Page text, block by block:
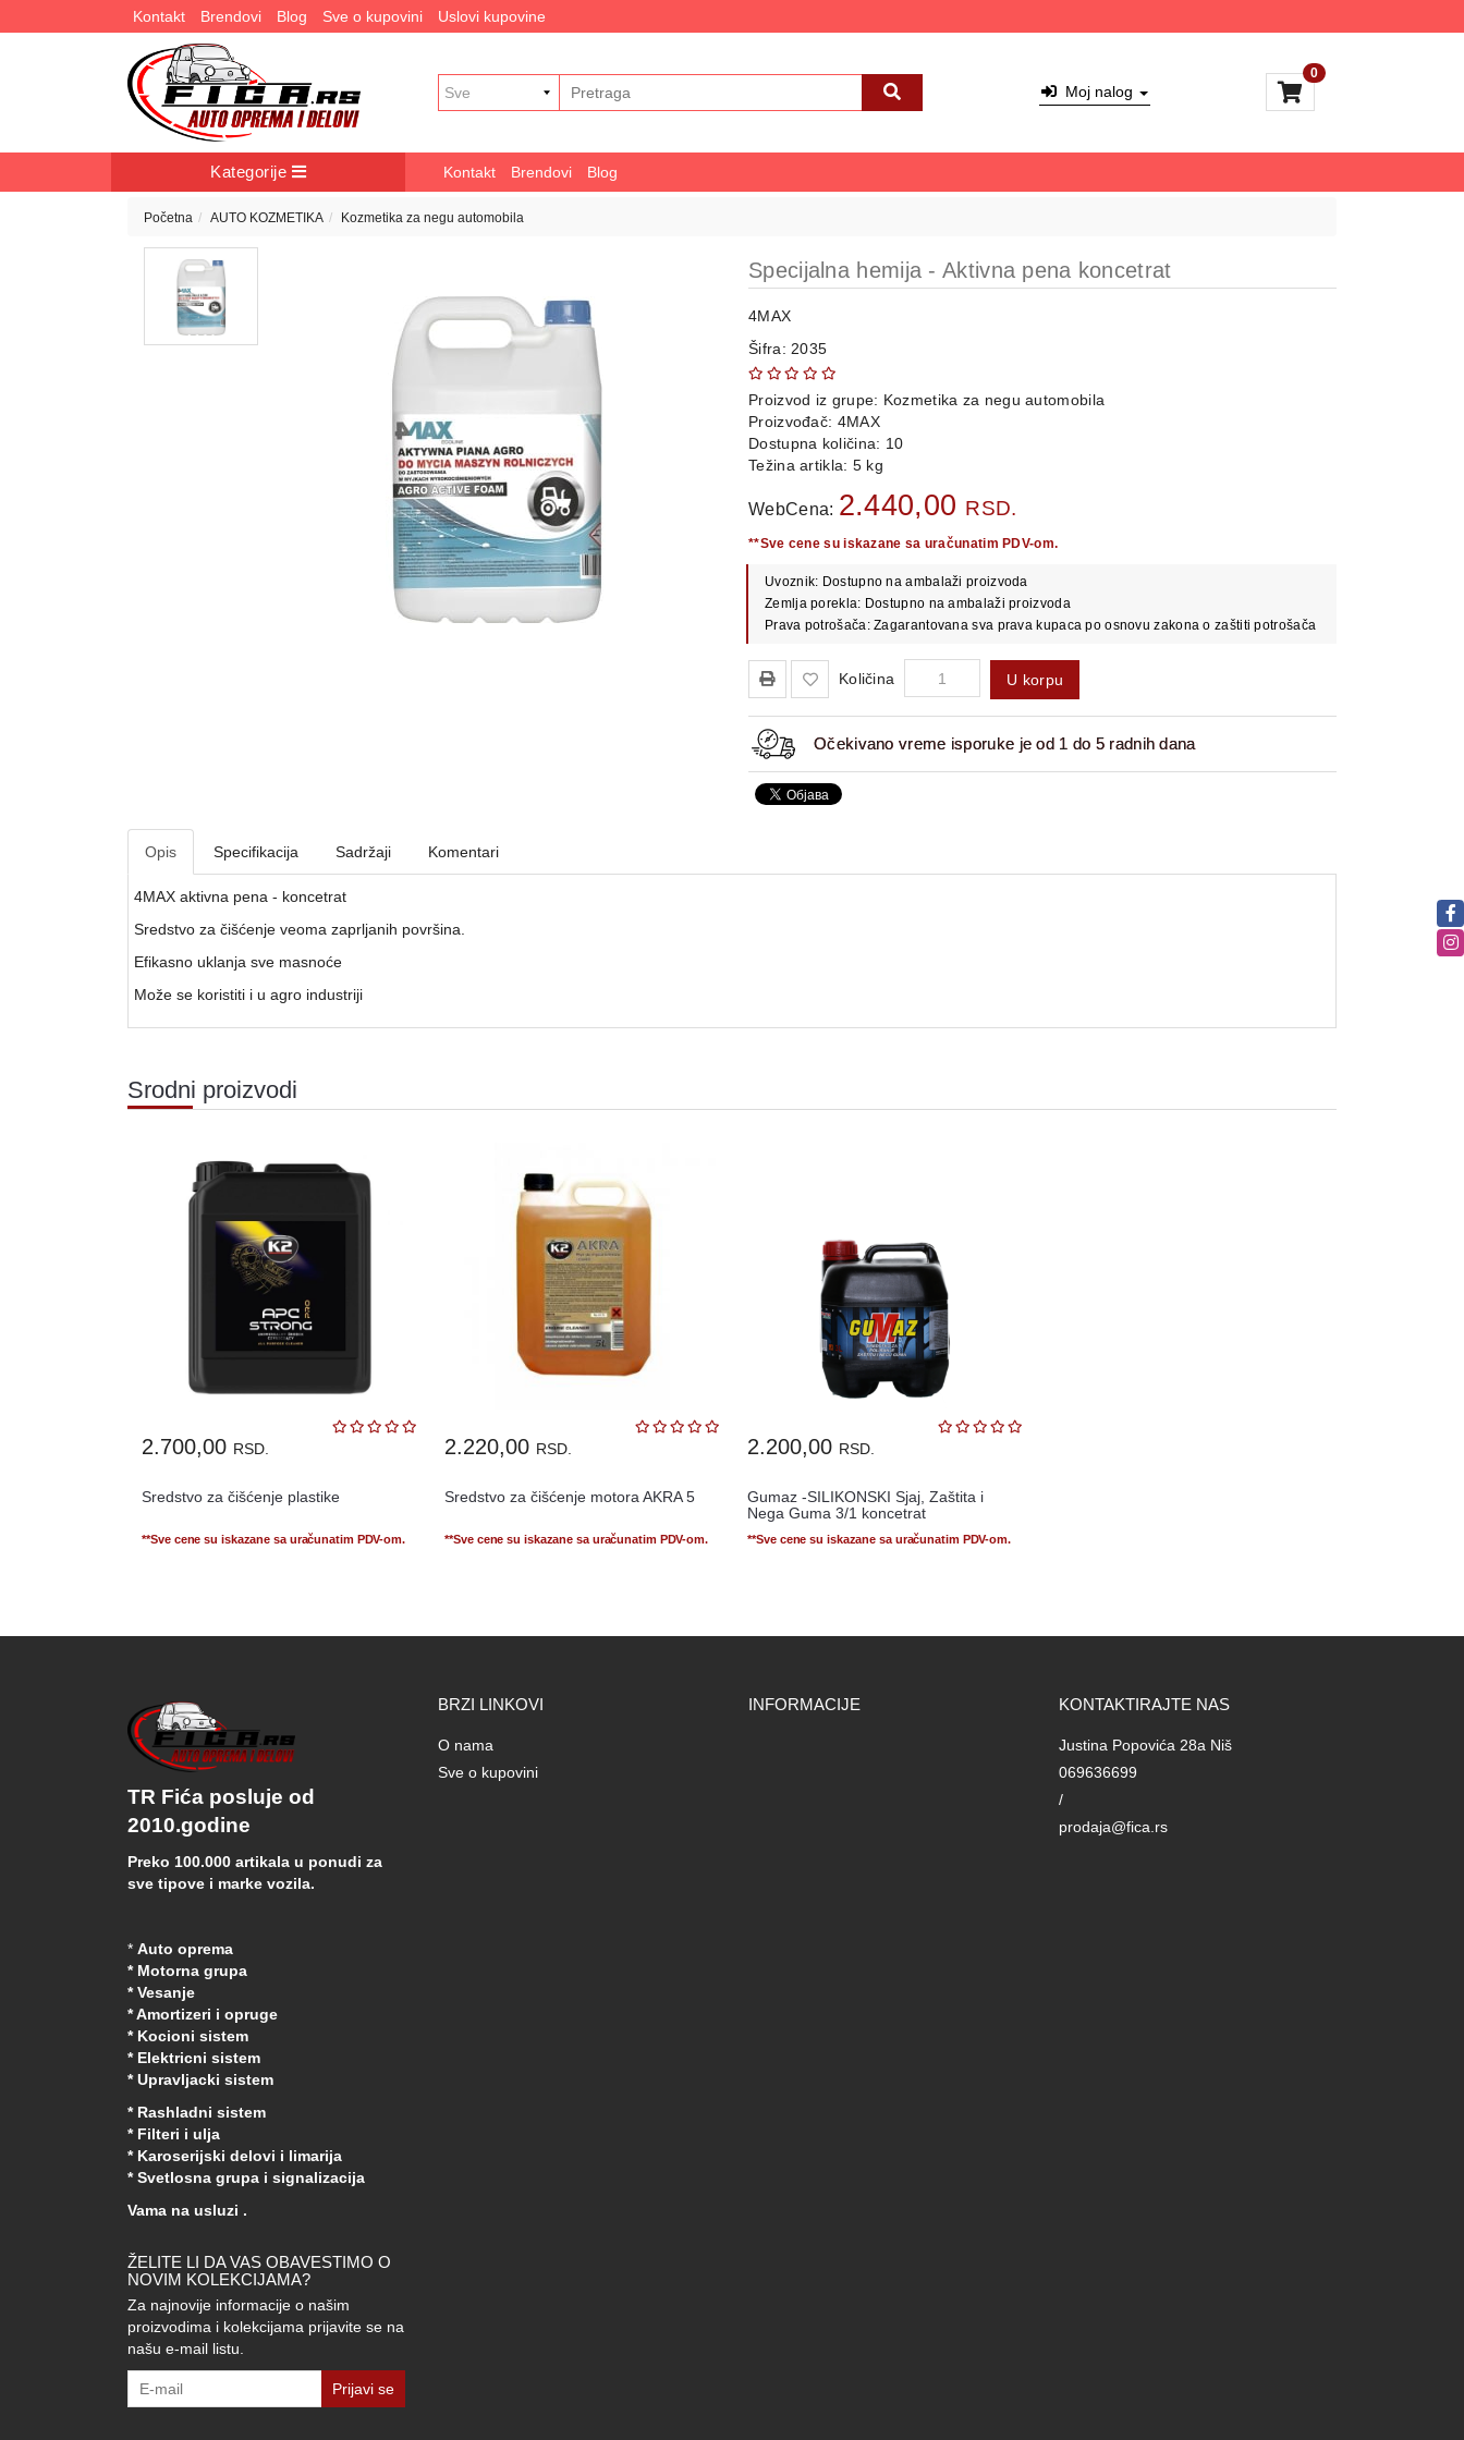
Kontakt Brendovi Blog Sve o kupovini Uslovi kupovine
Moj nalog
0
Kategorije Kontakt Brendovi Blog
Početna AUTO KOZMETIKA Kozmetika za negu automobila
Specijalna hemija - Aktivna pena koncetrat
4MAX
Šifra: 2035
Proizvod iz grupe: Kozmetika za negu automobila
Proizvođač: 4MAX
Dostupna količina: 10
Težina artikla: 5 kg
WebCena: 2.440,00 RSD.
**Sve cene su iskazane sa uračunatim PDV-om.
Uvoznik: Dostupno na ambalaži proizvoda
Zemlja porekla: Dostupno na ambalaži proizvoda
Prava potrošača: Zagarantovana sva prava kupaca po osnovu zakona o zaštiti potrošača
Količina U korpu
Očekivano vreme isporuke je od 1 do 5 radnih dana
Opis Specifikacija Sadržaji Komentari
4MAX aktivna pena - koncetrat
Sredstvo za čišćenje veoma zaprljanih površina.
Efikasno uklanja sve masnoće
Može se koristiti i u agro industriji
Srodni proizvodi
2.700,00 RSD.
Sredstvo za čišćenje plastike
**Sve cene su iskazane sa uračunatim PDV-om.
2.220,00 RSD.
Sredstvo za čišćenje motora AKRA 5
**Sve cene su iskazane sa uračunatim PDV-om.
2.200,00 RSD.
Gumaz -SILIKONSKI Sjaj, Zaštita i
Nega Guma 3/1 koncetrat
**Sve cene su iskazane sa uračunatim PDV-om.
TR Fića posluje od
2010.godine
Preko 100.000 artikala u ponudi za
sve tipove i marke vozila.
* Auto oprema
* Motorna grupa
* Vesanje
* Amortizeri i opruge
* Kocioni sistem
* Elektricni sistem
* Upravljacki sistem
* Rashladni sistem
* Filteri i ulja
* Karoserijski delovi i limarija
* Svetlosna grupa i signalizacija
Vama na usluzi .
BRZI LINKOVI
O nama
Sve o kupovini
INFORMACIJE KONTAKTIRAJTE NAS
Justina Popovića 28a Niš
069636699
/
prodaja@fica.rs
ŽELITE LI DA VAS OBAVESTIMO O
NOVIM KOLEKCIJAMA?
Za najnovije informacije o našim
proizvodima i kolekcijama prijavite se na
našu e-mail listu.
Prijavi se